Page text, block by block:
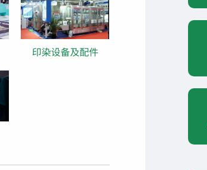
印染设备及配件